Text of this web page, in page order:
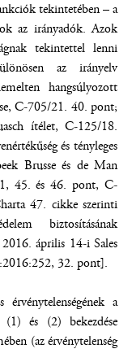
tekintetében – a
az irányadók. Azok
tekintettel lenni
az irányelv
hangsúlyozott
C-705/21. 40. pont;
ítélet, C‑125/18.
és tényleges
Brusse és de Man
45. és 46. pont, C-
47. cikke szerinti
biztosításának
április 14-i Sales
32. pont].
a
és (2) bekezdése
(az érvénytelenség